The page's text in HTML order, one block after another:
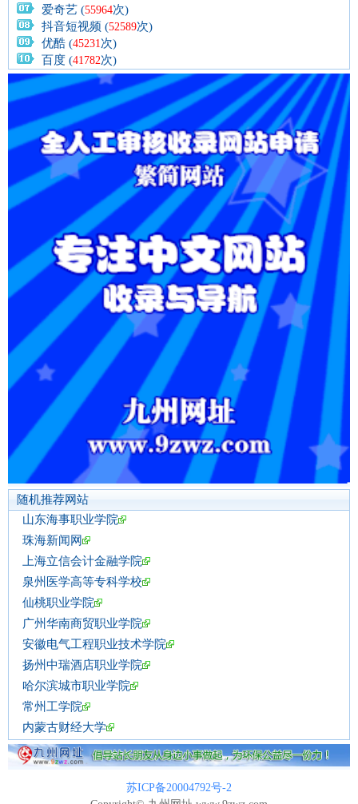
爱奇艺 (55964次)
抖音短视频 (52589次)
优酷 (45231 次)
百度 (41782次)
随机推荐网站
山东海事职业学院
珠海新闻网
上海立信会计金融学院
泉州医学高等专科学校
仙桃职业学院
广州华南商贸职业学院
安徽电气工程职业技术学院
扬州中瑞酒店职业学院
哈尔滨城市职业学院
常州工学院
内蒙古财经大学
苏ICP备20004792号-2